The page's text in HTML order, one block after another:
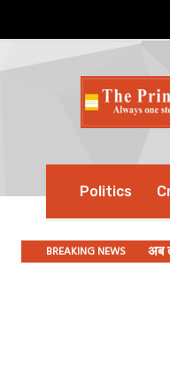
Politics
BREAKING NEWS अब